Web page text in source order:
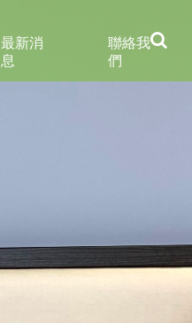
最新消
息
聯絡我
們